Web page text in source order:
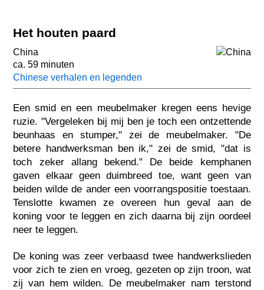
Het houten paard
China
ca. 59 minuten
Chinese verhalen en legenden
Een smid en een meubelmaker kregen eens hevige
ruzie. "Vergeleken bij mij ben je toch een ontzettende
beunhaas en stumper," zei de meubelmaker. "De
betere handwerksman ben ik," zei de smid, "dat is
toch zeker allang bekend." De beide kemphanen
gaven elkaar geen duimbreed toe, want geen van
beiden wilde de ander een voorrangspositie toestaan.
Tenslotte kwamen ze overeen hun geval aan de
koning voor te leggen en zich daarna bij zijn oordeel
neer te leggen.
De koning was zeer verbaasd twee handwerkslieden
voor zich te zien en vroeg, gezeten op zijn troon, wat
zij van hem wilden. De meubelmaker nam terstond